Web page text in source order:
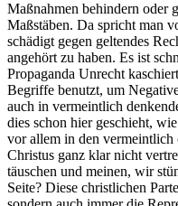
Maßnahmen behindern oder
Maßstäben. Da spricht man
schädigt gegen geltendes
angehört zu haben. Es ist
Propaganda Unrecht
Begriffe benutzt, um
auch in vermeintlich
dies schon hier geschieht,
vor allem in den vermeintlich
Christus ganz klar nicht
täuschen und meinen, wir
Seite? Diese christlichen